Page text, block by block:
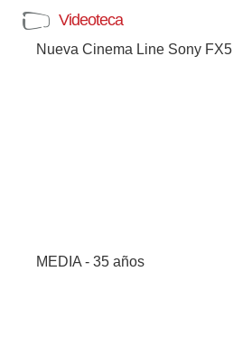
Videoteca
Nueva Cinema Line Sony FX5
MEDIA - 35 años